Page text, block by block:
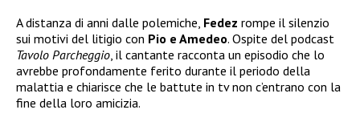
A distanza di anni dalle polemiche, Fedez rompe il silenzio
sui motivi del litigio con Pio e Amedeo. Ospite del podcast
Tavolo Parcheggio , il cantante racconta un episodio che lo
avrebbe profondamente ferito durante il periodo della
malattia e chiarisce che le battute in tv non c’entrano con la
fine della loro amicizia.